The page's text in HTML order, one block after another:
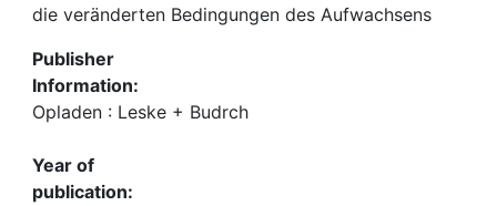
die veränderten Bedingungen des Aufwachsens
Publisher
Information:
Opladen : Leske + Budrch
Year of
publication: